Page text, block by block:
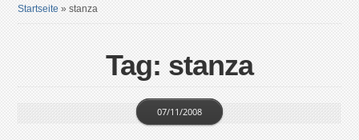
Startseite »stanza
Tag: stanza
07/11/2008